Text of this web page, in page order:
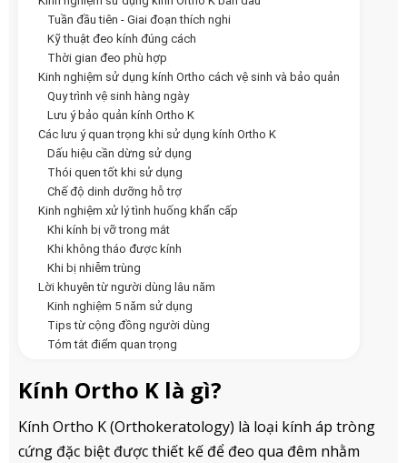
Tuần đầu tiên - Giai đoạn thích nghi
Kỹ thuật đeo kính đúng cách
Thời gian đeo phù hợp
Kinh nghiệm sử dụng kính Ortho cách vệ sinh và bảo quản
Quy trình vệ sinh hàng ngày
Lưu ý bảo quản kính Ortho K
Các lưu ý quan trọng khi sử dụng kính Ortho K
Dấu hiệu cần dừng sử dụng
Thói quen tốt khi sử dụng
Chế độ dinh dưỡng hỗ trợ
Kinh nghiệm xử lý tình huống khẩn cấp
Khi kính bị vỡ trong mắt
Khi không tháo được kính
Khi bị nhiễm trùng
Lời khuyên từ người dùng lâu năm
Kinh nghiệm 5 năm sử dụng
Tips từ cộng đồng người dùng
Tóm tắt điểm quan trọng
Kính Ortho K là gì?
Kính Ortho K (Orthokeratology) là loại kính áp tròng
cứng đặc biệt được thiết kế để đeo qua đêm nhằm